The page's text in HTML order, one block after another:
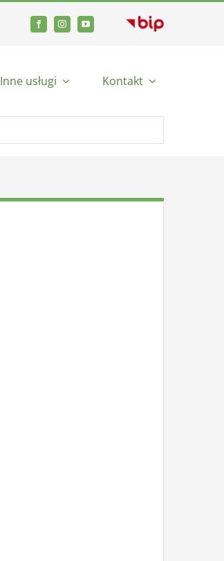
Inne usługi Kontakt